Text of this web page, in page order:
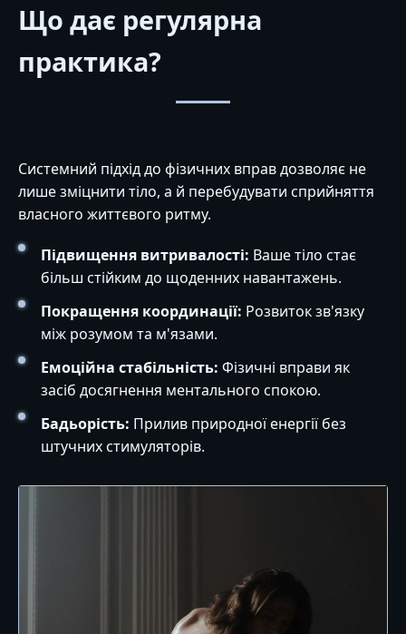
Що дає регулярна
практика?
Системний підхід до фізичних вправ дозволяє не
лише зміцнити тіло, а й перебудувати сприйняття
власного життєвого ритму.
Підвищення витривалості: Ваше тіло стає
більш стійким до щоденних навантажень.
Покращення координації: Розвиток зв'язку
між розумом та м'язами.
Емоційна стабільність: Фізичні вправи як
засіб досягнення ментального спокою.
Бадьорість: Прилив природної енергії без
штучних стимуляторів.